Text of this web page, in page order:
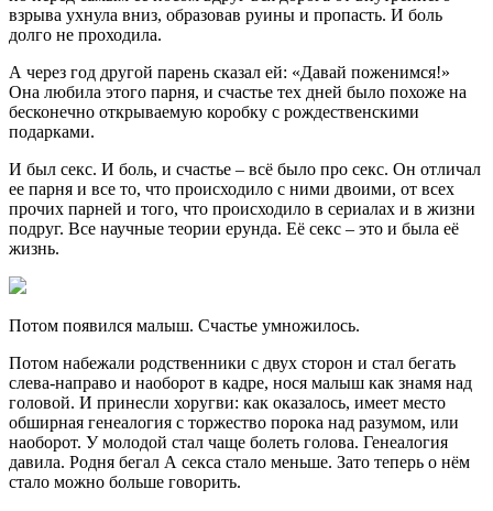
взрыва ухнула вниз, образовав руины и пропасть. И боль
долго не проходила.
А через год другой парень сказал ей: «Давай поженимся!»
Она любила этого парня, и счастье тех дней было похоже на
бесконечно открываемую коробку с рождественскими
подарками.
И был секс. И боль, и счастье – всё было про секс. Он отличал
ее парня и все то, что происходило с ними двоими, от всех
прочих парней и того, что происходило в сериалах и в жизни
подруг. Все научные теории ерунда. Её секс – это и была её
жизнь.
Потом появился малыш. Счастье умножилось.
Потом набежали родственники с двух сторон и стал бегать
слева-направо и наоборот в кадре, нося малыш как знамя над
головой. И принесли хоругви: как оказалось, имеет место
обширная генеалогия с торжество порока над разумом, или
наоборот. У молодой стал чаще болеть голова. Генеалогия
давила. Родня бегал А секса стало меньше. Зато теперь о нём
стало можно больше говорить.